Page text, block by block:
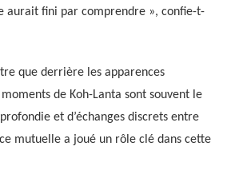
aurait fini par comprendre », confie-t-
que derrière les apparences
de Koh-Lanta sont souvent le
et d’échanges discrets entre
mutuelle a joué un rôle clé dans cette